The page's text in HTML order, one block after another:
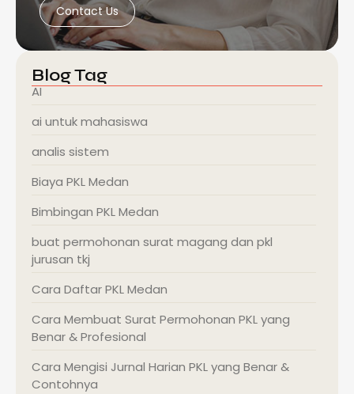
Contact Us
Blog Tag
AI
ai untuk mahasiswa
analis sistem
Biaya PKL Medan
Bimbingan PKL Medan
buat permohonan surat magang dan pkl
jurusan tkj
Cara Daftar PKL Medan
Cara Membuat Surat Permohonan PKL yang
Benar & Profesional
Cara Mengisi Jurnal Harian PKL yang Benar &
Contohnya